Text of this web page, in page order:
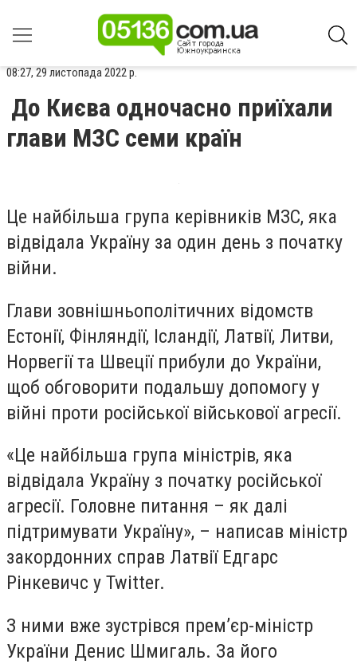
08:27, 29 листопада 2022 р.
До Києва одночасно приїхали
глави МЗС семи країн
Це найбільша група керівників МЗС, яка
відвідала Україну за один день з початку
війни.
Глави зовнішньополітичних відомств
Естонії, Фінляндії, Ісландії, Латвії, Литви,
Норвегії та Швеції прибули до України,
щоб обговорити подальшу допомогу у
війні проти російської військової агресії.
«Це найбільша група міністрів, яка
відвідала Україну з початку російської
агресії. Головне питання – як далі
підтримувати Україну», – написав міністр
закордонних справ Латвії Едгарс
Рінкевичс у Twitter.
З ними вже зустрівся прем’єр-міністр
України Денис Шмигаль. За його